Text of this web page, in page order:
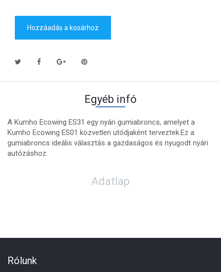
Hozzáadás a kosárhoz
Egyéb infó
A Kumho Ecowing ES31 egy nyári gumiabroncs, amelyet a
Kumho Ecowing ES01 közvetlen utódjaként terveztek.Ez a
gumiabroncs ideális választás a gazdaságos és nyugodt nyári
autózáshoz.
Adatlap
Rólunk